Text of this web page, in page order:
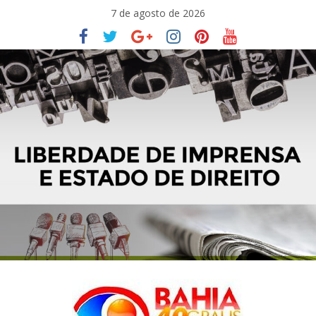
conteúdo
7 de agosto de 2026